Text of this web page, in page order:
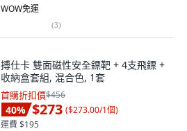
WOW免運
(3)
搏仕卡 雙面磁性安全鏢靶 + 4支飛鏢 +
收納盒套組, 混合色, 1套
首購折扣價$456
40% $273 ($273.00/1個)
運費 $195